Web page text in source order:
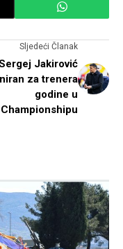
Sljedeći Članak
Jakirović
za trenera
godine u
Championshipu